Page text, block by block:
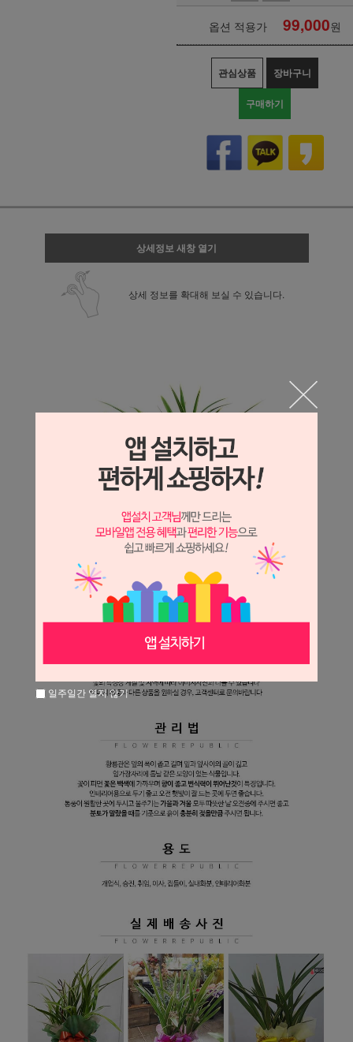
옵션 적용가 99,000원
관심상품 장바구니
구매하기
상세정보 새창 열기
상세 정보를 확대해 보실 수 있습니다.
일주일간 열지 않기